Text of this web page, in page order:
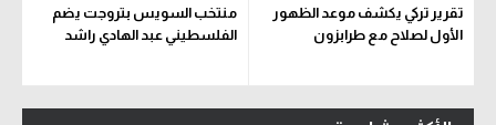
تقرير تركي يكشف موعد الظهور
الأول لصلاح مع طرابزون
منتخب السويس بتروجت يضم
الفلسطيني عبد الهادي راشد